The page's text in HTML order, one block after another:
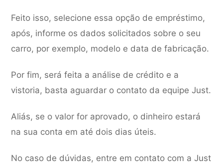
Feito isso, selecione essa opção de empréstimo,
após, informe os dados solicitados sobre o seu
carro, por exemplo, modelo e data de fabricação.
Por fim, será feita a análise de crédito e a
vistoria, basta aguardar o contato da equipe Just.
Aliás, se o valor for aprovado, o dinheiro estará
na sua conta em até dois dias úteis.
No caso de dúvidas, entre em contato com a Just